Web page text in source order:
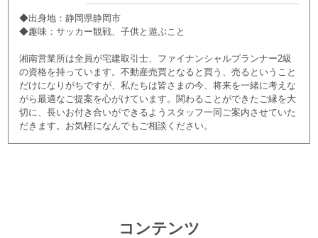
◆出身地：静岡県静岡市
◆趣味：サッカー観戦、子供と遊ぶこと
湘南営業所は全員が宅建取引士、ファイナンシャルプランナー2級
の資格を持っています。不動産売買となると買う、売るということ
だけになりがちですが、私たちは皆さまの今、将来を一緒に考えな
がら最適なご提案を心がけています。関わることができたご縁を大
切に、長いお付き合いができるようスタッフ一同ご案内させていた
だきます。お気軽になんでもご相談ください。
コンテンツ